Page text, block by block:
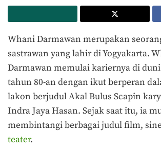
Whani Darmawan merupakan
sastrawan yang lahir di Yogyakarta.
Darmawan memulai kariernya di
tahun 80-an dengan ikut berperan
lakon berjudul Akal Bulus Scapin
Indra Jaya Hasan. Sejak saat itu, ia
membintangi berbagai judul film,
teater.